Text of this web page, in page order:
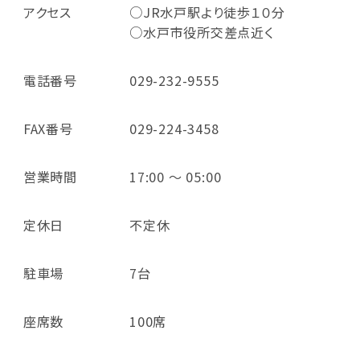
アクセス
○JR水戸駅より徒歩１０分
○水戸市役所交差点近く
電話番号 029-232-9555
FAX番号 029-224-3458
営業時間 17:00 ～ 05:00
定休日 不定休
駐車場 7台
座席数 100席